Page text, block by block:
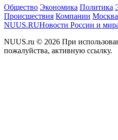
Общество Экономика Политика
Происшествия Компании Москва
NUUS.RUНовости России и
NUUS.ru © 2026 При
пожалуйства, активную ссылку.